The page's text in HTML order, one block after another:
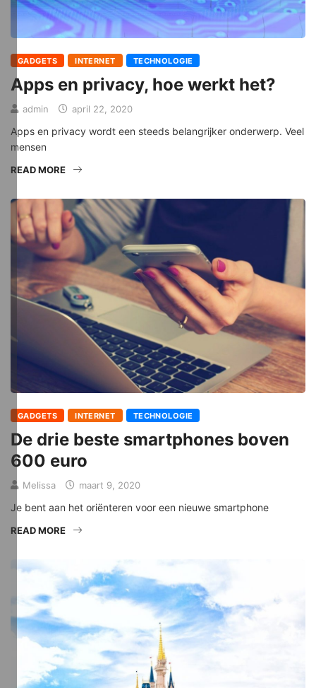
GADGETS INTERNET TECHNOLOGIE
Apps en privacy, hoe werkt het?
admin april 22, 2020
Apps en privacy wordt een steeds belangrijker onderwerp. Veel
mensen
READ MORE
GADGETS INTERNET TECHNOLOGIE
De drie beste smartphones boven
600 euro
Melissa maart 9, 2020
Je bent aan het oriënteren voor een nieuwe smartphone
READ MORE